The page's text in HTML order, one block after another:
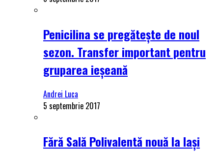
Penicilina se pregătește de noul
sezon. Transfer important pentru
gruparea ieșeană
Andrei Luca
5 septembrie 2017
Fără Sală Polivalentă nouă la Iași